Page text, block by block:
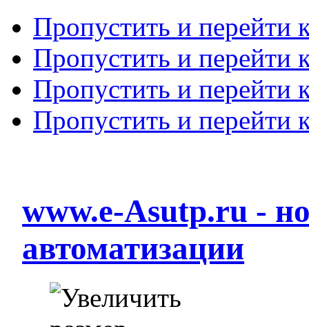
Пропустить и перейти
Пропустить и перейти
Пропустить и перейти
Пропустить и перейти
www.e-Asutp.ru -
автоматизации